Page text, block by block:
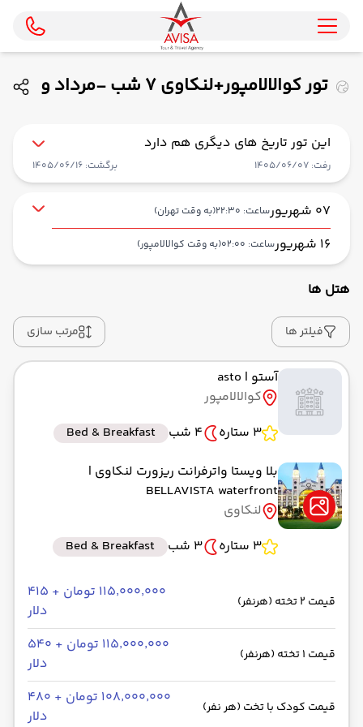
تور کوالالامپور+لنکاوی 7 شب -مرداد و
این تور تاریخ های دیگری هم دارد
رفت: 1405/06/07 برگشت: 1405/06/16
07 شهریور ساعت: 22:30 (به وقت تهران)
16 شهریور ساعت: 02:00 (به وقت کوالالامپور)
حرکت از مبدا: 22:30
به فرودگاه بین‌المللی کوالالامپور KUL
رسیدن به مقصد : 11:00
ایران ایرتور -Economy
مدت سفر: 08:00
از فرودگاه بین‌المللی کوالالامپور KUL
حرکت از مبدا: 00:00
به فرودگاه بین المللی لنکاوی LGK
ایر آسیا -Economy
مدت سفر: 01:05
حرکت از مبدا: 00:00
هتل ها
فیلتر ها مرتب سازی
آستو | asto
کوالالامپور
3 ستاره
4 شب
Bed & Breakfast
بلا ویستا واترفرانت ریزورت لنکاوی |
BELLAVISTA waterfront
لنکاوی
3 ستاره
3 شب Bed & Breakfast
قیمت 2 تخته (هرنفر)
۱۱۵٬۰۰۰٬۰۰۰ تومان + ۴۱۵
دلار
قیمت 1 تخته (هرنفر)
۱۱۵٬۰۰۰٬۰۰۰ تومان + ۵۴۰
دلار
قیمت کودک با تخت (هر نفر)
۱۰۸٬۰۰۰٬۰۰۰ تومان + ۴۸۰
دلار